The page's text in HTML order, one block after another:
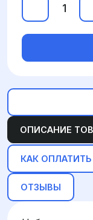
ОПИСАНИЕ
КАК ОПЛАТИТЬ
ОТЗЫВЫ